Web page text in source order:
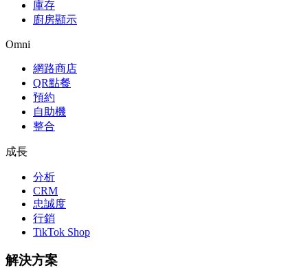
庫存
廚房顯示
Omni
網路商店
QR點餐
預約
自助機
整合
成長
分析
CRM
忠誠度
行銷
TikTok Shop
解決方案